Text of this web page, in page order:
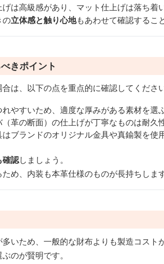
は高級感があり、マット仕上げは落ち着
の立体感と触り心地もあわせて確認するこ
きポイント
は、以下の点を重点的に確認してください
やすいため、適度な厚みがある素材を選
革の断面）の仕上げが丁寧なものは耐久
はブランドのオリジナル金具や真鍮製を使
確認しましょう。
め、内装も本革仕様のものが長持ちします
いため、一般的な財布よりも製造コスト
のが賢明です。